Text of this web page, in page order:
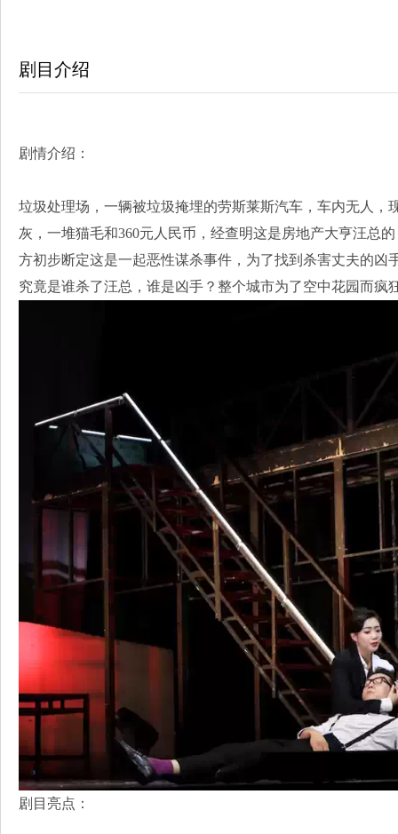
剧目介绍
剧情介绍：
垃圾处理场，一辆被垃圾掩埋的劳斯莱斯汽车，车内无人，
灰，一堆猫毛和360元人民币，经查明这是房地产大亨汪总
方初步断定这是一起恶性谋杀事件，为了找到杀害丈夫的凶
究竟是谁杀了汪总，谁是凶手？整个城市为了空中花园而
剧目亮点：